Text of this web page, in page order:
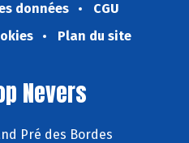
données
CGU
Plan du site
Nevers
Pré des Bordes